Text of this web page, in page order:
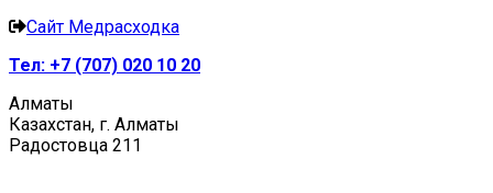
Сайт Медрасходка
Тел: +7 (707) 020 10 20
Алматы
Казахстан, г. Алматы
Радостовца 211